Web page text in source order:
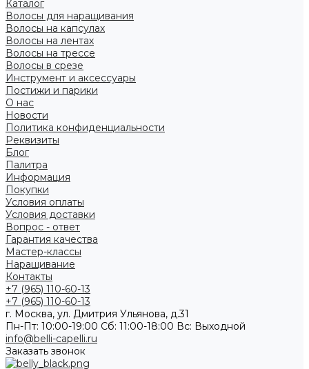
Каталог
Волосы для наращивания
Волосы на капсулах
Волосы на лентах
Волосы на трессе
Волосы в срезе
Инструмент и аксессуары
Постижи и парики
О нас
Новости
Политика конфиденциальности
Реквизиты
Блог
Палитра
Информация
Покупки
Условия оплаты
Условия доставки
Вопрос - ответ
Гарантия качества
Мастер-классы
Наращивание
Контакты
+7 (965) 110-60-13
+7 (965) 110-60-13
г. Москва, ул. Дмитрия Ульянова, д.31
Пн-Пт: 10:00-19:00 Cб: 11:00-18:00 Вс: Выходной
info@belli-capelli.ru
Заказать звонок